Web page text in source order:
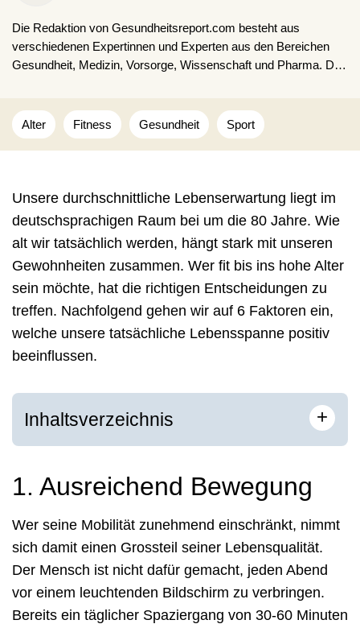
Die Redaktion von Gesundheitsreport.com besteht aus
verschiedenen Expertinnen und Experten aus den Bereichen
Gesundheit, Medizin, Vorsorge, Wissenschaft und Pharma. Die
studienbasierte Inhalte für unsere Lesenden.
Alter Fitness Gesundheit Sport
Unsere durchschnittliche Lebenserwartung liegt im
deutschsprachigen Raum bei um die 80 Jahre. Wie
alt wir tatsächlich werden, hängt stark mit unseren
Gewohnheiten zusammen. Wer fit bis ins hohe Alter
sein möchte, hat die richtigen Entscheidungen zu
treffen. Nachfolgend gehen wir auf 6 Faktoren ein,
welche unsere tatsächliche Lebensspanne positiv
beeinflussen.
Inhaltsverzeichnis +
1. Ausreichend Bewegung
Wer seine Mobilität zunehmend einschränkt, nimmt
sich damit einen Grossteil seiner Lebensqualität.
Der Mensch ist nicht dafür gemacht, jeden Abend
vor einem leuchtenden Bildschirm zu verbringen.
Bereits ein täglicher Spaziergang von 30-60 Minuten